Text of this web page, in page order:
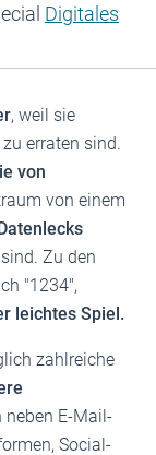
Digitales
, weil sie
erraten sind.
von
von einem
Zu den
"1234",
leichtes Spiel.
zahlreiche
neben E-Mail-
Social-